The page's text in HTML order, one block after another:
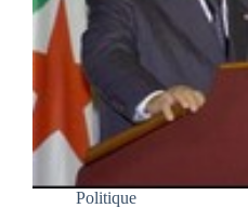
Politique